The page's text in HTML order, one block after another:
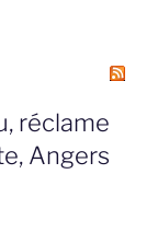
réclame
Angers